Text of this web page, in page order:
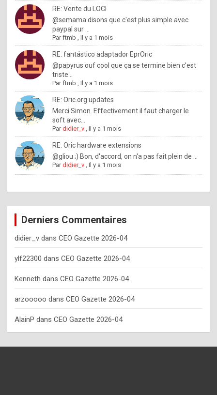
u
w
a
n
t
o
n
o
w
h
o
w
o
t
e
n
y
o
u
s
h
RE: Vente du LOCI
@semama disons que c'est plus simple avec
paypal sur ...
Parftmb ,Il y a 1 mois
RE: fantástico adaptador EprOric
@papyrus ouf cool que ça se termine bien c'est
triste...
Parftmb ,Il y a 1 mois
RE: Oric.org updates
Merci Simon. Effectivement il faut charger le
soft avec...
Pardidier_v ,Il y a 1 mois
RE: Oric hardware extensions
@gliou ;) Bon, d'accord, on n'a pas fait plein de ...
Pardidier_v ,Il y a 1 mois
Derniers Commentaires
didier_v dans CEO Gazette 2026-04
ylf22300 dans CEO Gazette 2026-04
Kenneth dans CEO Gazette 2026-04
arzooooo dans CEO Gazette 2026-04
AlainP dans CEO Gazette 2026-04